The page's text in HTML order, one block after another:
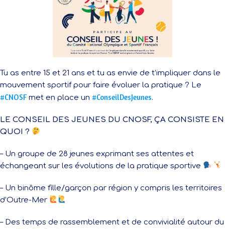
Tu as entre 15 et 21 ans et tu as envie de t’impliquer dans le
mouvement sportif pour faire évoluer la pratique ? Le
#CNOSFmet en place un #ConseilDesJeunes.
LE CONSEIL DES JEUNES DU CNOSF, ÇA CONSISTE EN
QUOI ?
– Un groupe de 28 jeunes exprimant ses attentes et
échangeant sur les évolutions de la pratique sportive
– Un binôme fille/garçon par région y compris les territoires
d’Outre-Mer
– Des temps de rassemblement et de convivialité autour du